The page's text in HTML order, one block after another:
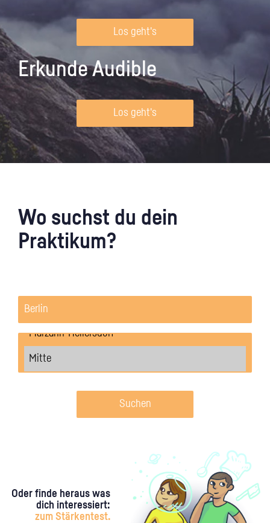
Los geht's
Erkunde Audible
Los geht's
Wo suchst du dein
Praktikum?
Suchen
Oder finde heraus was
dich interessiert:
zum Stärkentest.